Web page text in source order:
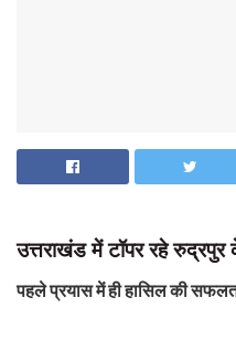
उत्तराखंड में टॉपर रहे रुद्रपुर
पहले प्रयास में ही हासिल की